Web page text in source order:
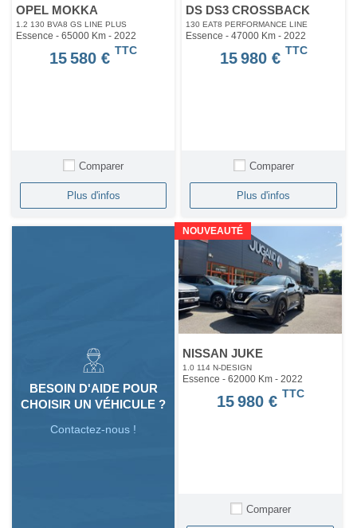
OPEL MOKKA
1.2 130 BVA8 GS LINE PLUS
Essence - 65000 Km - 2022
15 580 € TTC
Comparer
Plus d'infos
DS DS3 CROSSBACK
130 EAT8 PERFORMANCE LINE
Essence - 47000 Km- 2022
15 980 € TTC
Comparer
Plus d'infos
BESOIN D'AIDE POUR
CHOISIR UN VÉHICULE ?
Contactez-nous !
NOUVEAUTÉ
NISSAN JUKE
1.0 114 N-DESIGN
Essence - 62000 Km- 2022
15 980 € TTC
Comparer